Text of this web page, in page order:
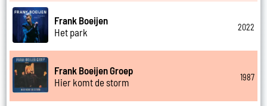
Frank Boeijen
Het park
2022
Frank Boeijen Groep
Hier komt de storm
1987